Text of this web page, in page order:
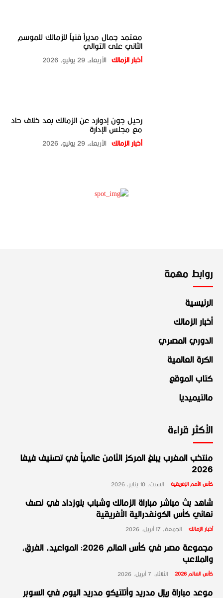
معتمد جمال مديراً فنياً للزمالك للموسم
الثاني على التوالي
أخبار الزمالك الأربعاء، 29 يوليو، 2026
رحيل جون إدوارد عن الزمالك بعد خلاف حاد
مع مجلس الإدارة
أخبار الزمالك الأربعاء، 29 يوليو، 2026
روابط مهمة
الرئيسية
أخبار الزمالك
الدوري المصري
الكرة العالمية
كتاب الموقع
مالتيميديا
الأكثر قراءة
منتخب المغرب يبلغ المركز الثامن عالمياً في تصنيف فيفا
2026
كأس الأمم الإفريقية السبت، 10 يناير، 2026
شاهد بث مباشر مباراة الزمالك وشباب بلوزداد في نصف
نهائي كأس الكونفدرالية الأفريقية
أخبار الزمالك الجمعة، 17 أبريل، 2026
مجموعة مصر في كأس العالم 2026: المواعيد، الفرق،
والملاعب
كأس العالم 2026 الثلاثاء، 7 أبريل، 2026
موعد مباراة ريال مدريد وأتلتيكو مدريد اليوم في السوبر